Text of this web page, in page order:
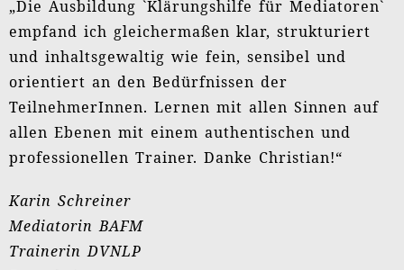
Karin Schreiner
Mediatorin BAFM
Trainerin DVNLP
Rosenheim
Die Ausbildung „Klärungshilfe für Mediatoren“
war in jeder Hinsicht ein Highlight für mich!
Persönlich für mich, nach vielen